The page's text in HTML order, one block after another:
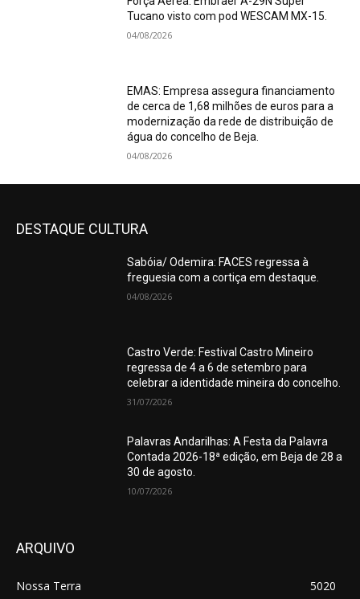
Tucano visto com pod WESCAM MX-15.
04/08/2026
EMAS: Empresa assegura financiamento
de cerca de 1,68 milhões de euros para a
modernização da rede de distribuição de
água do concelho de Beja.
04/08/2026
DESTAQUE CULTURA
Sabóia/ Odemira: FACES regressa à
freguesia com a cortiça em destaque.
04/08/2026
Castro Verde: Festival Castro Mineiro
regressa de 4 a 6 de setembro para
celebrar a identidade mineira do concelho.
31/07/2026
Palavras Andarilhas: A Festa da Palavra
Contada 2026-18ª edição, em Beja de 28 a
30 de agosto.
10/07/2026
ARQUIVO
Nossa Terra
5020